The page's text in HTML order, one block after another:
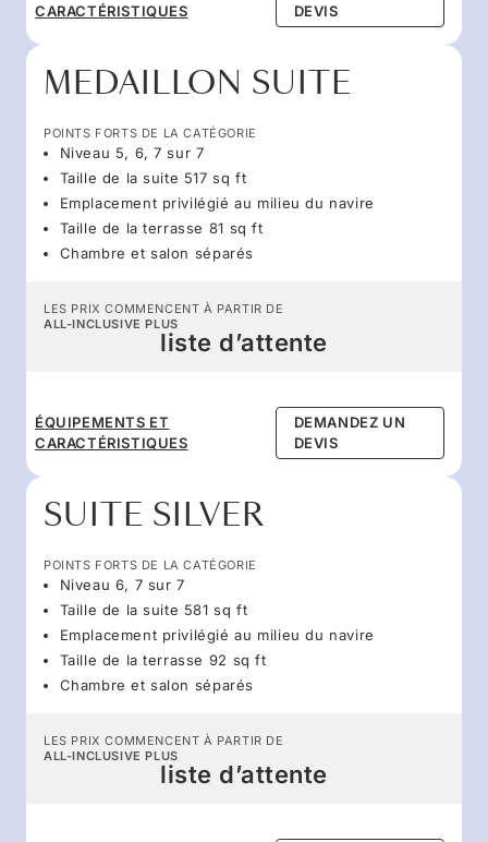
CARACTÉRISTIQUES
DEVIS
MEDAILLON SUITE
POINTS FORTS DE LA CATÉGORIE
Niveau 5, 6, 7 sur 7
Taille de la suite 517 sq ft
Emplacement privilégié au milieu du navire
Taille de la terrasse 81 sq ft
Chambre et salon séparés
LES PRIX COMMENCENT À PARTIR DE
ALL-INCLUSIVE PLUS
liste d’attente
ÉQUIPEMENTS ET
CARACTÉRISTIQUES
DEMANDEZ UN
DEVIS
SUITE SILVER
POINTS FORTS DE LA CATÉGORIE
Niveau 6, 7 sur 7
Taille de la suite 581 sq ft
Emplacement privilégié au milieu du navire
Taille de la terrasse 92 sq ft
Chambre et salon séparés
LES PRIX COMMENCENT À PARTIR DE
ALL-INCLUSIVE PLUS
liste d’attente